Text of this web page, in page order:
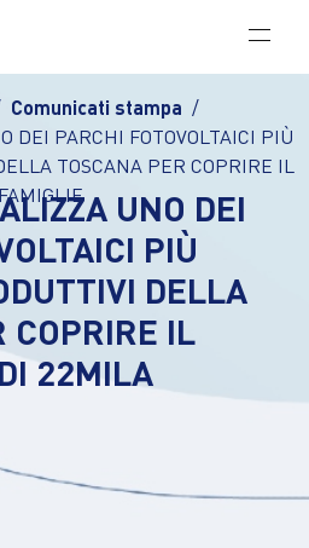
Comunicati stampa
DEI PARCHI FOTOVOLTAICI PIÙ
TOSCANA PER COPRIRE IL
UNO DEI
PIÙ
DELLA
COPRIRE IL
22MILA